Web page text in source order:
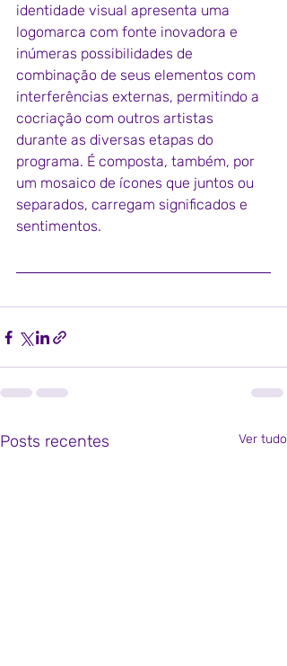
identidade visual apresenta uma
logomarca com fonte inovadora e
inúmeras possibilidades de
combinação de seus elementos com
interferências externas, permitindo a
cocriação com outros artistas
durante as diversas etapas do
programa. É composta, também, por
um mosaico de ícones que juntos ou
separados, carregam significados e
sentimentos.
Posts recentes Ver tudo